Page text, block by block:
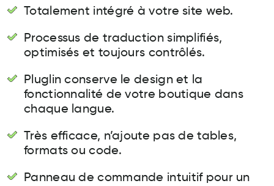
Totalement intégré à votre site web.
Processus de traduction simplifiés,
optimisés et toujours contrôlés.
Pluglin conserve le design et la
fonctionnalité de votre boutique dans
chaque langue.
Très efficace, n’ajoute pas de tables,
formats ou code.
Panneau de commande intuitif pour un